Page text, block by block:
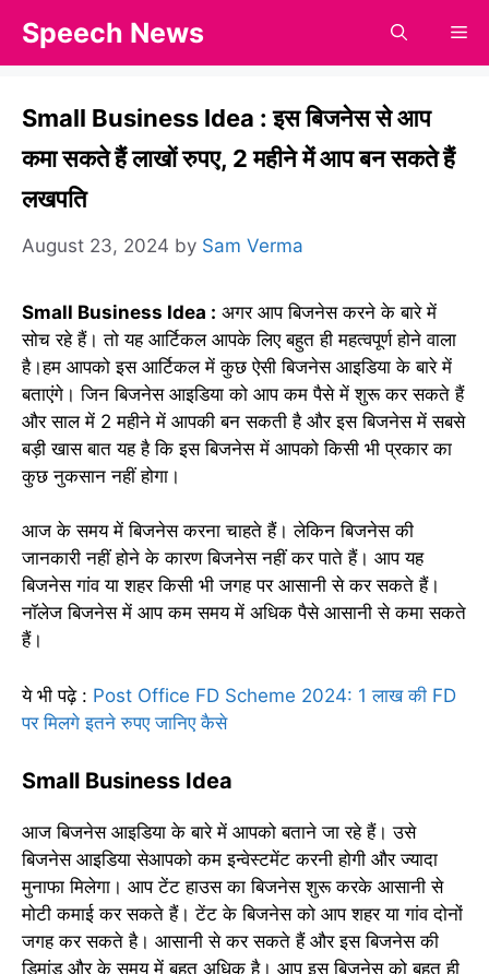
content
Speech News
Small Business Idea : इस बिजनेस से आप
कमा सकते हैं लाखों रुपए, 2 महीने में आप बन सकते हैं
लखपति
August 23, 2024 by Sam Verma
Small Business Idea : अगर आप बिजनेस करने के बारे में
सोच रहे हैं। तो यह आर्टिकल आपके लिए बहुत ही महत्वपूर्ण होने वाला
है।हम आपको इस आर्टिकल में कुछ ऐसी बिजनेस आइडिया के बारे में
बताएंगे। जिन बिजनेस आइडिया को आप कम पैसे में शुरू कर सकते हैं
और साल में 2 महीने में आपकी बन सकती है और इस बिजनेस में सबसे
बड़ी खास बात यह है कि इस बिजनेस में आपको किसी भी प्रकार का
कुछ नुकसान नहीं होगा।
आज के समय में बिजनेस करना चाहते हैं। लेकिन बिजनेस की
जानकारी नहीं होने के कारण बिजनेस नहीं कर पाते हैं। आप यह
बिजनेस गांव या शहर किसी भी जगह पर आसानी से कर सकते हैं।
नॉलेज बिजनेस में आप कम समय में अधिक पैसे आसानी से कमा सकते
हैं।
ये भी पढ़े : Post Office FD Scheme 2024: 1 लाख की FD
पर मिलगे इतने रुपए जानिए कैसे
Small Business Idea
आज बिजनेस आइडिया के बारे में आपको बताने जा रहे हैं। उसे
बिजनेस आइडिया सेआपको कम इन्वेस्टमेंट करनी होगी और ज्यादा
मुनाफा मिलेगा। आप टेंट हाउस का बिजनेस शुरू करके आसानी से
मोटी कमाई कर सकते हैं। टेंट के बिजनेस को आप शहर या गांव दोनों
जगह कर सकते है। आसानी से कर सकते हैं और इस बिजनेस की
डिमांड और के समय में बहुत अधिक है। आप इस बिजनेस को बहुत ही